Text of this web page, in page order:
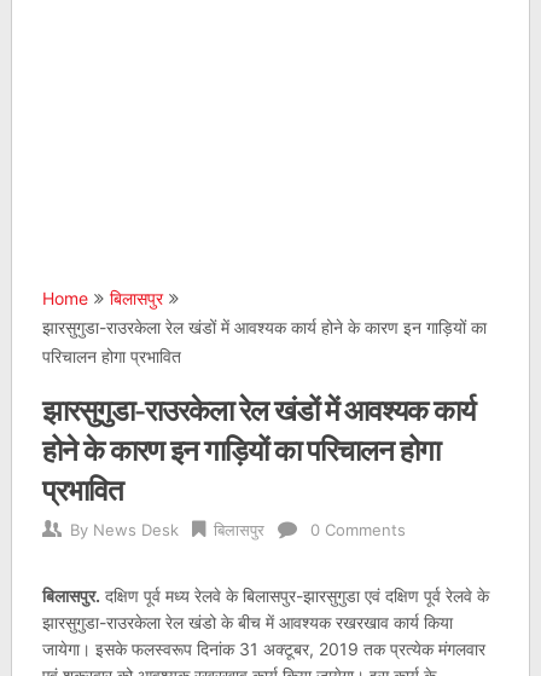
Home
बिलासपुर
झारसुगुडा-राउरकेला रेल खंडों में आवश्यक कार्य होने के कारण इन गाड़ियों का
परिचालन होगा प्रभावित
झारसुगुडा-राउरकेला रेल खंडों में आवश्यक कार्य
होने के कारण इन गाड़ियों का परिचालन होगा
प्रभावित
By News Desk बिलासपुर 0 Comments
बिलासपुर. दक्षिण पूर्व मध्य रेलवे के बिलासपुर-झारसुगुडा एवं दक्षिण पूर्व रेलवे के
झारसुगुडा-राउरकेला रेल खंडो के बीच में आवश्यक रखरखाव कार्य किया
जायेगा। इसके फलस्वरूप दिनांक 31 अक्टूबर, 2019 तक प्रत्येक मंगलवार